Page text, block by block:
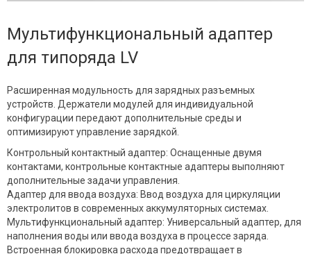
Мультифункциональный адаптер
для типоряда LV
Расширенная модульность для зарядных разъемных
устройств. Держатели модулей для индивидуальной
конфигурации передают дополнительные среды и
оптимизируют управление зарядкой.
Контрольный контактный адаптер: Оснащенные двумя
контактами, контрольные контактные адаптеры выполняют
дополнительные задачи управления.
Адаптер для ввода воздуха: Ввод воздуха для циркуляции
электролитов в современных аккумуляторных системах.
Мультифункциональный адаптер: Универсальный адаптер, для
наполнения воды или ввода воздуха в процессе заряда.
Встроенная блокировка расхода предотвращает в